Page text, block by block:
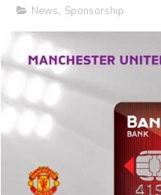
News, Sponsorship